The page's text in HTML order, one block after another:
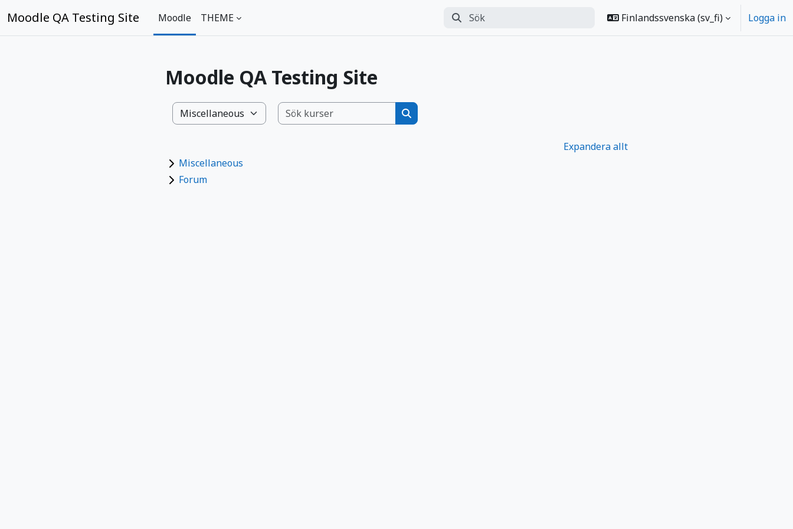
Moodle QA Testing Site Moodle THEME Sök
Perform search Finlandssvenska ‎(sv_fi)‎ Logga in
Moodle QA Testing Site
Kurskategorier
Sök kurser
Sök kurser
Expandera allt
Miscellaneous
Forum